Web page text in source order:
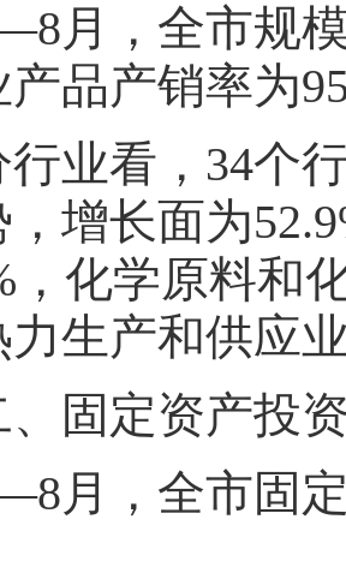
，全市规模
品产销率为
看，34个行
增长面为
，化学原料和
力生产和供应
定资产投
，全市固定